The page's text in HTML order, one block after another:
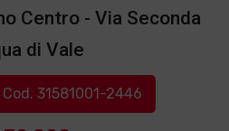
Centro - Via Seconda
di Vale
Cod. 31581001-2446